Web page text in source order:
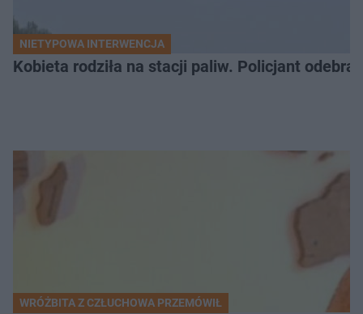
NIETYPOWA INTERWENCJA
Kobieta rodziła na stacji paliw. Policjant
WRÓŻBITA Z CZŁUCHOWA PRZEMÓWIŁ